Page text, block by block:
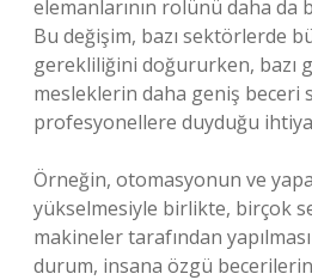
elemanlarının rolünü daha
Bu değişim, bazı sektörlerde
gerekliliğini doğururken, bazı
mesleklerin daha geniş beceri
profesyonellere duyduğu
Örneğin, otomasyonun ve
yükselmesiyle birlikte, birçok
makineler tarafından
durum, insana özgü becerilerin,